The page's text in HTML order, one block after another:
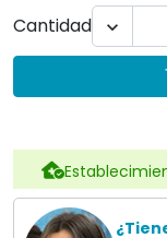
Cantidad
